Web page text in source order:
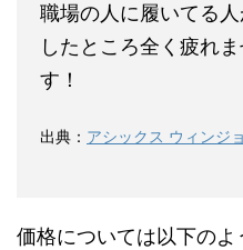
職場の人に履いてる
したところ全く疲れ
す！
出典： アシックス ウィンジ
価格については以下のよ